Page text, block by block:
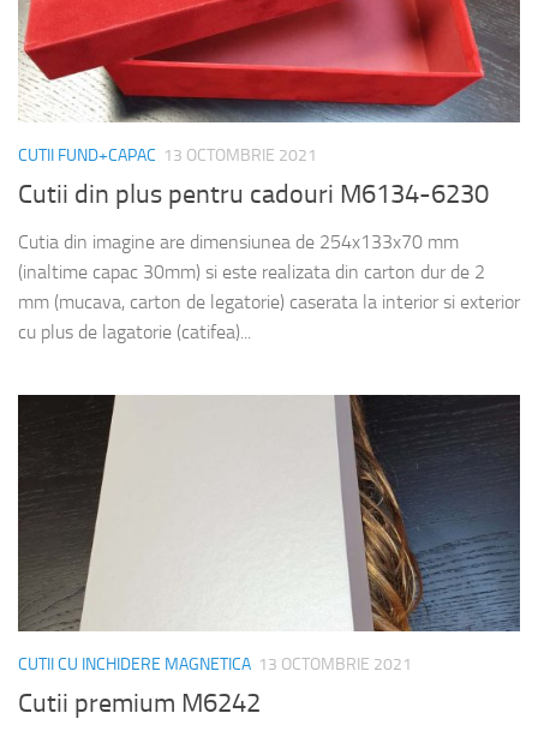
CUTII FUND+CAPAC 13 OCTOMBRIE 2021
Cutii din plus pentru cadouri M6134-6230
Cutia din imagine are dimensiunea de 254x133x70 mm
(inaltime capac 30mm) si este realizata din carton dur de 2
mm (mucava, carton de legatorie) caserata la interior si exterior
cu plus de lagatorie (catifea)...
CUTII CU INCHIDERE MAGNETICA 13 OCTOMBRIE 2021
Cutii premium M6242